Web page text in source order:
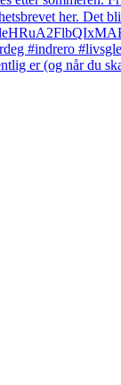
er (og når du